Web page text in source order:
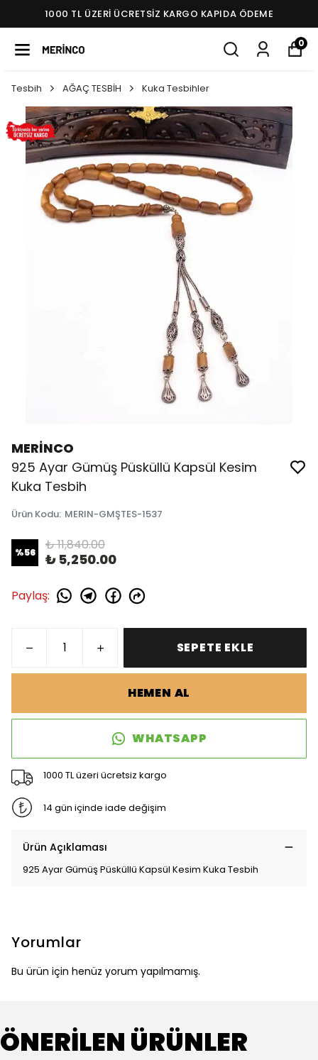
1000 TL ÜZERI ÜCRETSIZ KARGO KAPIDA ÖDEME
0
Tesbih AĞAÇ TESBİH Kuka Tesbihler
MERİNCO
925 Ayar Gümüş Püsküllü Kapsül Kesim
Kuka Tesbih
Ürün Kodu: MERIN-GMŞTES-1537
%56 ₺ 11,840.00
₺ 5,250.00
Paylaş:
SEPETE EKLE
HEMEN AL
WHATSAPP
1000 TL üzeri ücretsiz kargo
14 gün içinde iade değişim
Ürün Açıklaması
925 Ayar Gümüş Püsküllü Kapsül Kesim Kuka Tesbih
Yorumlar
Bu ürün için henüz yorum yapılmamış.
ÖNERİLEN ÜRÜNLER